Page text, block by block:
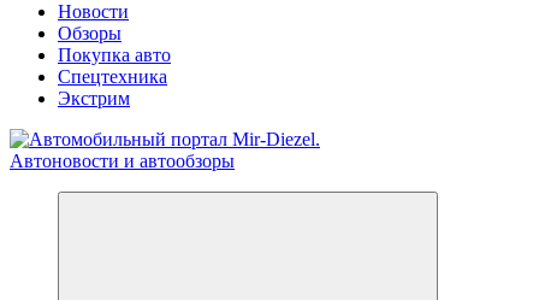
Новости
Обзоры
Покупка авто
Спецтехника
Экстрим
Справочник автомобилиста. Обзор новинок популярных